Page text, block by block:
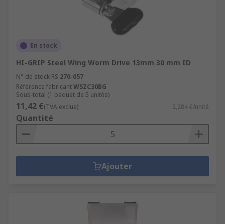
En stock
HI-GRIP Steel Wing Worm Drive 13mm 30 mm ID
N° de stock RS 270-057
Référence fabricantWSZC30BG
Sous-total (1 paquet de 5 unités)
11,42 €(TVA exclue) 2,284 €/unité
Quantité
Ajouter